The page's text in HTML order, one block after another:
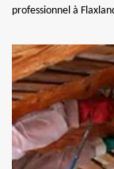
professionnel à